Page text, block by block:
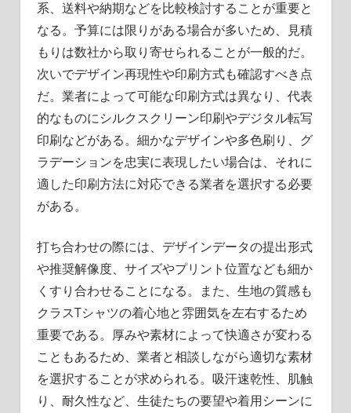
系、送料や納期などを比較検討することが重要と
なる。予算には限りがある場合が多いため、見積
もりは数社から取り寄せられることが一般的だ。
次いでデザイン再現性や印刷方式も確認すべき点
だ。業者によって可能な印刷方式は異なり、代表
的なものにシルクスクリーン印刷やデジタル転写
印刷などがある。細かなデザインや多色刷り、グ
ラデーションを忠実に表現したい場合は、それに
適した印刷方法に対応できる業者を選択する必要
がある。
打ち合わせの際には、デザインデータの提出形式
や推奨解像度、サイズやプリント位置なども細か
くすり合わせることになる。また、生地の質感も
クラスTシャツの着心地と雰囲気を左右するため
重要である。厚みや素材によって快適さが変わる
こともあるため、業者と相談しながら適切な素材
を選択することが求められる。吸汗速乾性、肌触
り、耐久性など、生徒たちの要望や着用シーンに